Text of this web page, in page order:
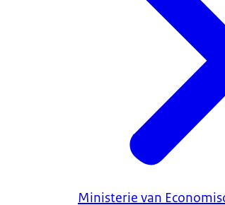
Ministerie van